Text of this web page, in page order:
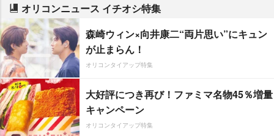
オリコンニュース イチオシ特集
森崎ウィン×向井康二“両片思い”にキュン
が止まらん！
オリコンタイアップ特集
大好評につき再び！ファミマ名物45％増量
キャンペーン
オリコンタイアップ特集